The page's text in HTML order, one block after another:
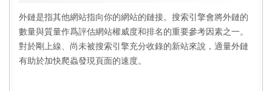
外鏈是指其他網站指向你的網站的鏈接。搜索引擎會將外鏈的
數量與質量作爲評估網站權威度和排名的重要參考因素之一。
對於剛上線、尚未被搜索引擎充分收錄的新站來說，適量外鏈
有助於加快爬蟲發現頁面的速度。